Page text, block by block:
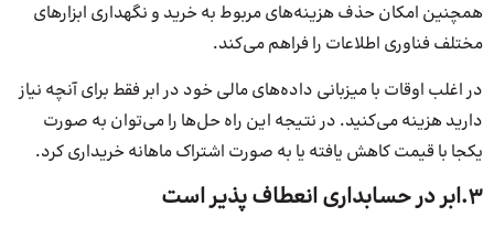
همچنین امکان حذف هزینه‌های مربوط به خرید و نگهداری ابزارهای
مختلف فناوری اطلاعات را فراهم می‌کند.
در اغلب اوقات با میزبانی داده‌های مالی خود در ابر فقط برای آنچه نیاز
دارید هزینه می‌کنید. در نتیجه این راه حل‌ها را می‌توان به صورت
یکجا با قیمت کاهش یافته یا به صورت اشتراک ماهانه خریداری کرد.
3.ابر در حسابداری انعطاف پذیر است